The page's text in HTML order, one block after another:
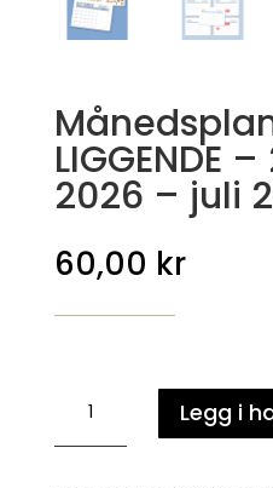
LIGGENDE
2026 – juli
60,00 kr
Månedsplaner
LIGGENDE
-
Legg i